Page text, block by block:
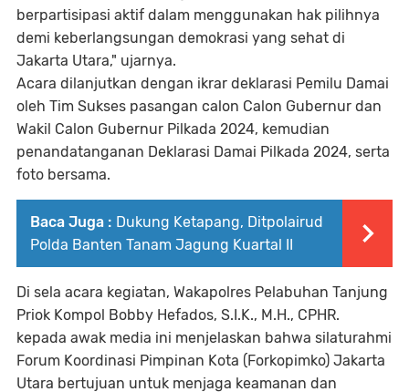
berpartisipasi aktif dalam menggunakan hak pilihnya
demi keberlangsungan demokrasi yang sehat di
Jakarta Utara," ujarnya.
Acara dilanjutkan dengan ikrar deklarasi Pemilu Damai
oleh Tim Sukses pasangan calon Calon Gubernur dan
Wakil Calon Gubernur Pilkada 2024, kemudian
penandatanganan Deklarasi Damai Pilkada 2024, serta
foto bersama.
Baca Juga : Dukung Ketapang, Ditpolairud
Polda Banten Tanam Jagung Kuartal II
Di sela acara kegiatan, Wakapolres Pelabuhan Tanjung
Priok Kompol Bobby Hefados, S.I.K., M.H., CPHR.
kepada awak media ini menjelaskan bahwa silaturahmi
Forum Koordinasi Pimpinan Kota (Forkopimko) Jakarta
Utara bertujuan untuk menjaga keamanan dan